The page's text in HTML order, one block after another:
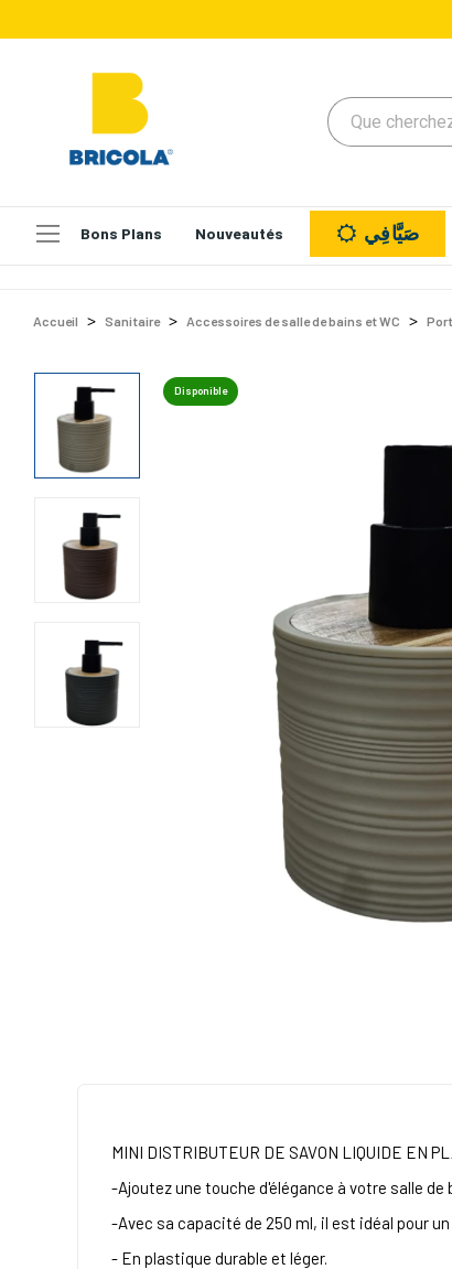
Bons Plans Nouveautés صَيَّافِي
Accueil Sanitaire Accessoires de salle de bains et WC
Disponible
MINI DISTRIBUTEUR DE SAVON LIQUIDE EN
-Ajoutez une touche d'élégance à votre salle
-Avec sa capacité de 250 ml, il est idéal pour
- En plastique durable et léger.